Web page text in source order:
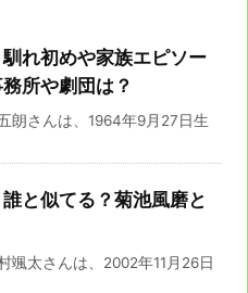
れ初めや家族エピソー
所や劇団は？
朗さんは、1964年9月27日生
と似てる？菊池風磨と
太さんは、2002年11月26日